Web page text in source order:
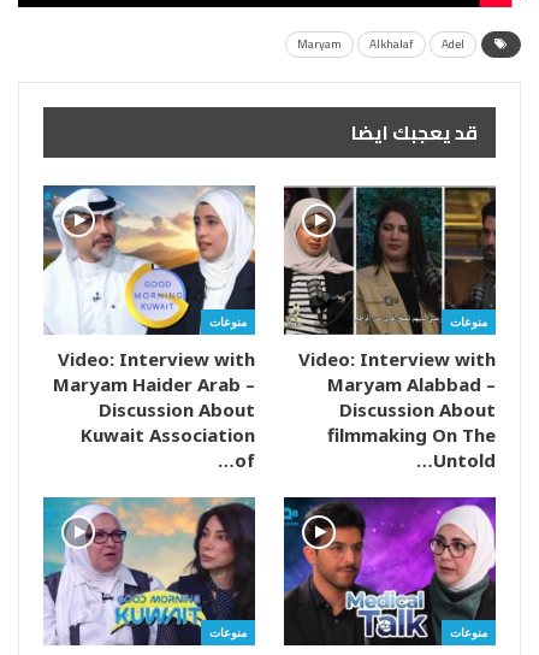
Adel
Alkhalaf
Maryam
قد يعجبك ايضا
منوعات
Video: Interview with
Maryam Alabbad –
Discussion About
filmmaking On The
Untold…
منوعات
Video: Interview with
Maryam Haider Arab –
Discussion About
Kuwait Association
of…
منوعات منوعات